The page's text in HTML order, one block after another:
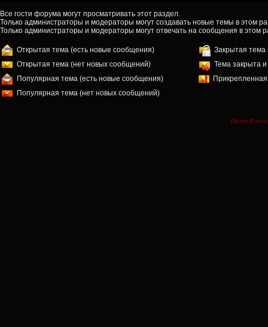
Все гости форума могут просматривать этот раздел.
Только администраторы и модераторы могут создавать новые темы в этом
Только администраторы и модераторы могут отвечать на сообщения в этом
Открытая тема (есть новые сообщения)
Закрытая тема
Открытая тема (нет новых сообщений)
Тема закрыта
Популярная тема (есть новые сообщения)
Популярная тема (нет новых сообщений)
[Script